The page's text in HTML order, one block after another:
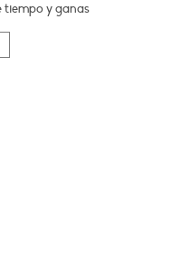
tiempo y ganas